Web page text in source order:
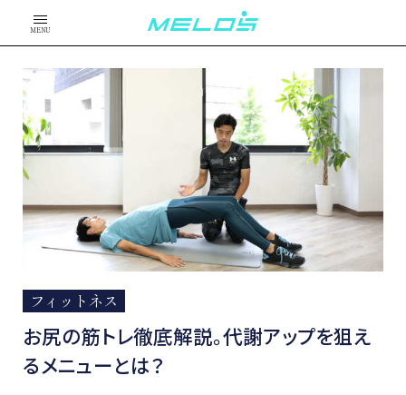
MENU
フィットネス
お尻の筋トレ徹底解説。代謝アップを狙え
るメニューとは？